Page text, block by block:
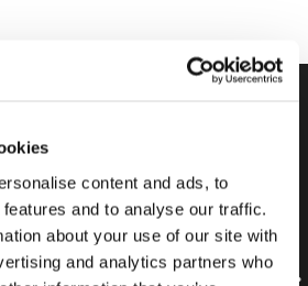
content and ads, to
and to analyse our traffic.
about your use of our site with
and analytics partners who
Vetropieno:
Reiner
Vollglasziegel.